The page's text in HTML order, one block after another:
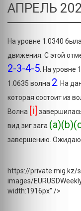
АПРЕЛЬ
На уровне 1.0340
движения. С этой
2-3-4-5 . На
1.0635 волна 2 . На
которая состоит из
Волна [i]
вид зиг зага
завершению. Ожидаю
https://
images/
width:1916px" />